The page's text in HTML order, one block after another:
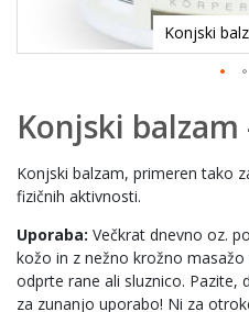
Konjski
Konjski balzam
Konjski balzam, primeren tako
fizičnih aktivnosti.
Uporaba: Večkrat dnevno oz.
kožo in z nežno krožno
odprte rane ali sluznico. Pazite,
za zunanjo uporabo! Ni za